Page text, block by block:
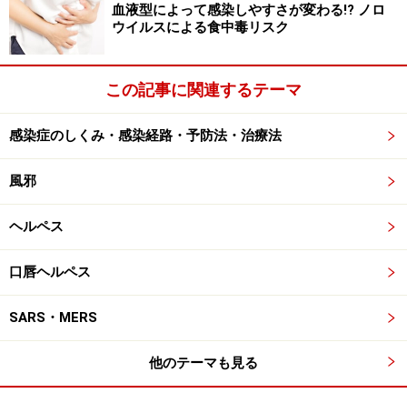
猫ひっかき病の診断法……血液検査でも通常
は難しい確定診断
コにひっかかれたりかまれたりしていないかがポイント
です。
血液検査を行った場合、白血球やCRPというタンパクの
上昇が見られますが、これらは猫ひっかき病特有の症状
ではないため、確定診断はできません。超音波検査やCT
などではリンパ節の腫れ具合を確認します。
菌であるバルトネラ・ヘンセレに対する抗体があるかど
血液型によって感染しやすさが変わる!? ノロ
ウイルスによる食中毒リスク
この記事に関連するテーマ
感染症のしくみ・感染経路・予防法・治療法
風邪
ヘルペス
口唇ヘルペス
SARS・MERS
他のテーマも見る